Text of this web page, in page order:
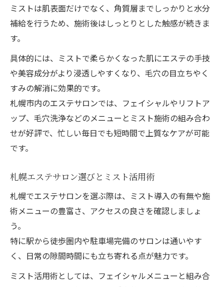
理由
エステミストで健やかな素肌を目指すコツ
エステの最新機器で叶う美肌ケア体験
ミスト搭載美容機器のエステ効果に注目
札幌のエステで使われる美容機器の魅力
フェイシャルエステと機器の相乗効果解説
自宅で楽しむエステ級ミスト体験の秘訣
エステとミストの組み合わせで得る満足感
フェイシャルエステが人気の理由を解説
エステ体験で実感する美肌変化とは
ミストは肌表面だけでなく、角質層までしっかりと水分
補給を行うため、施術後はしっとりとした触感が続きま
す。
具体的には、ミストで柔らかくなった肌にエステの手技
や美容成分がより浸透しやすくなり、毛穴の目立ちやく
すみの解消に効果的です。
札幌市内のエステサロンでは、フェイシャルやリフトア
ップ、毛穴洗浄などのメニューとミスト施術の組み合わ
せが好評で、忙しい毎日でも短時間で上質なケアが可能
です。
札幌エステサロン選びとミスト活用術
札幌でエステサロンを選ぶ際は、ミスト導入の有無や施
術メニューの豊富さ、アクセスの良さを確認しましょ
う。
特に駅から徒歩圏内や駐車場完備のサロンは通いやす
く、日常の隙間時間にも立ち寄れる点が魅力です。
ミスト活用術としては、フェイシャルメニューと組み合